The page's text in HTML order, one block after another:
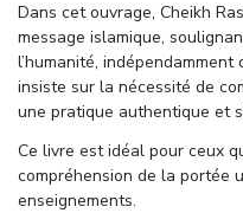
Dans cet ouvrage, Cheikh
message islamique,
l’humanité,
insiste sur la nécessité de
une pratique authentique et
Ce livre est idéal pour ceux
compréhension de la portée
enseignements.